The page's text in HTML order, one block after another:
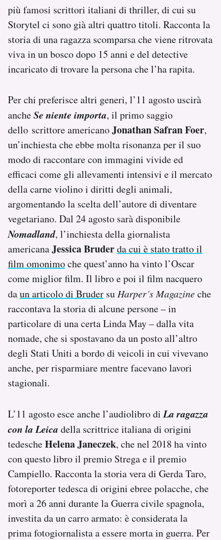
più famosi scrittori italiani di thriller, di cui su
Storytel ci sono già altri quattro titoli. Racconta la
storia di una ragazza scomparsa che viene ritrovata
viva in un bosco dopo 15 anni e del detective
incaricato di trovare la persona che l’ha rapita.
Per chi preferisce altri generi, l’11 agosto uscirà
ancheSe niente importa, il primo saggio
dello scrittore americanoJonathan Safran Foer,
un’inchiesta che ebbe molta risonanza per il suo
modo di raccontare con immagini vivide ed
efficaci come gli allevamenti intensivi e il mercato
della carne violino i diritti degli animali,
argomentando la scelta dell’autore di diventare
vegetariano. Dal 24 agosto sarà disponibile
Nomadland, l’inchiesta della giornalista
americanaJessica Bruderda cui è stato tratto il
film omonimoche quest’anno ha vinto l’Oscar
come miglior film. Il libro e poi il film nacquero
daun articolo di Bruder su Harper’s Magazineche
raccontava la storia di alcune persone – in
particolare di una certa Linda May – dalla vita
nomade, che si spostavano da un posto all’altro
degli Stati Uniti a bordo di veicoli in cui vivevano
anche, per risparmiare mentre facevano lavori
stagionali.
L’11 agosto esce anche l’audiolibro diLa ragazza
con la Leica della scrittrice italiana di origini
tedescheHelena Janeczek, che nel 2018 ha vinto
con questo libro il premio Strega e il premio
Campiello. Racconta la storia vera di Gerda Taro,
fotoreporter tedesca di origini ebree polacche, che
morì a 26 anni durante la Guerra civile spagnola,
investita da un carro armato: è considerata la
prima fotogiornalista a essere morta in guerra. Per